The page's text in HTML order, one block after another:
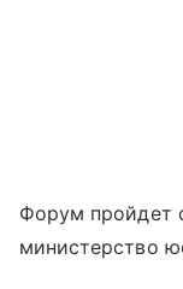
Форум пройдет
министерство